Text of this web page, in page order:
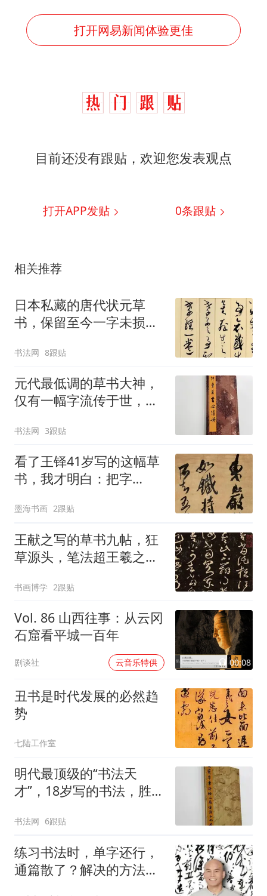
打开网易新闻体验更佳
目前还没有跟贴，欢迎您发表观点
打开APP发贴 0条跟贴
相关推荐
日本私藏的唐代状元草
书，保留至今一字未损，
多！
书法网 8跟贴
元代最低调的草书大神，
仅有一幅字流传于世，用
书法网 3跟贴
看了王铎41岁写的这幅草
书，我才明白：把字
墨海书画 2跟贴
王献之写的草书九帖，狂
草源头，笔法超王羲之，
书画博学 2跟贴
Vol. 86 山西往事：从云冈
石窟看平城一百年
剧谈社 云音乐特供 00:08
丑书是时代发展的必然趋
势
七陆工作室
明代最顶级的“书法天
才”，18岁写的书法，胜过
书法网 6跟贴
练习书法时，单字还行，
通篇散了？解决的方法在